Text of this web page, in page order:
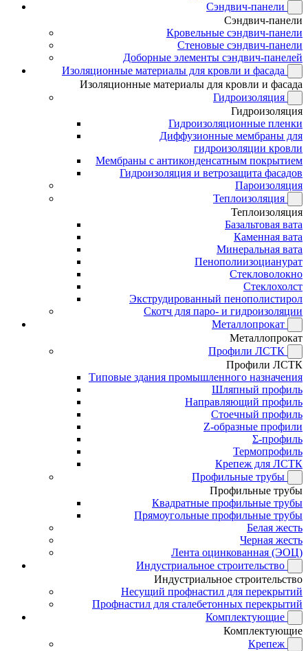
Сэндвич-панели
Сэндвич-панели
Кровельные сэндвич-панели
Стеновые сэндвич-панели
Доборные элементы сэндвич-панелей
Изоляционные материалы для кровли и фасада
Изоляционные материалы для кровли и фасада
Гидроизоляция
Гидроизоляция
Гидроизоляционные пленки
Диффузионные мембраны для
гидроизоляции кровли
Мембраны с антиконденсатным покрытием
Гидроизоляция и ветрозащита фасадов
Пароизоляция
Теплоизоляция
Теплоизоляция
Базальтовая вата
Каменная вата
Минеральная вата
Пенополиизоцианурат
Стекловолокно
Стеклохолст
Экструдированный пенополистирол
Скотч для паро- и гидроизоляции
Металлопрокат
Металлопрокат
Профили ЛСТК
Профили ЛСТК
Типовые здания промышленного назначения
Шляпный профиль
Направляющий профиль
Стоечный профиль
Z-образные профили
Σ-профиль
Термопрофиль
Крепеж для ЛСТК
Профильные трубы
Профильные трубы
Квадратные профильные трубы
Прямоугольные профильные трубы
Белая жесть
Черная жесть
Лента оцинкованная (ЭОЦ)
Индустриальное строительство
Индустриальное строительство
Несущий профнастил для перекрытий
Профнастил для сталебетонных перекрытий
Комплектующие
Комплектующие
Крепеж